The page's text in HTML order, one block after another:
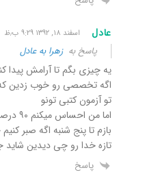
عادل اسفند ۱۸, ۱۳۹۲ ۹:۲۹ ب٫ظ
پاسخ بهزهرا به عادل
یه چیزی بگم تا آرامش پیدا
اگه تخصصی رو خوب زدین که
تو آزمون کتبی تونو
اما من احساس میکنم ۹۰ درصد درست باشن
بازم تا پنج شنبه اگه صبر
تازه خدا رو چی دیدین شاید
پاسخ